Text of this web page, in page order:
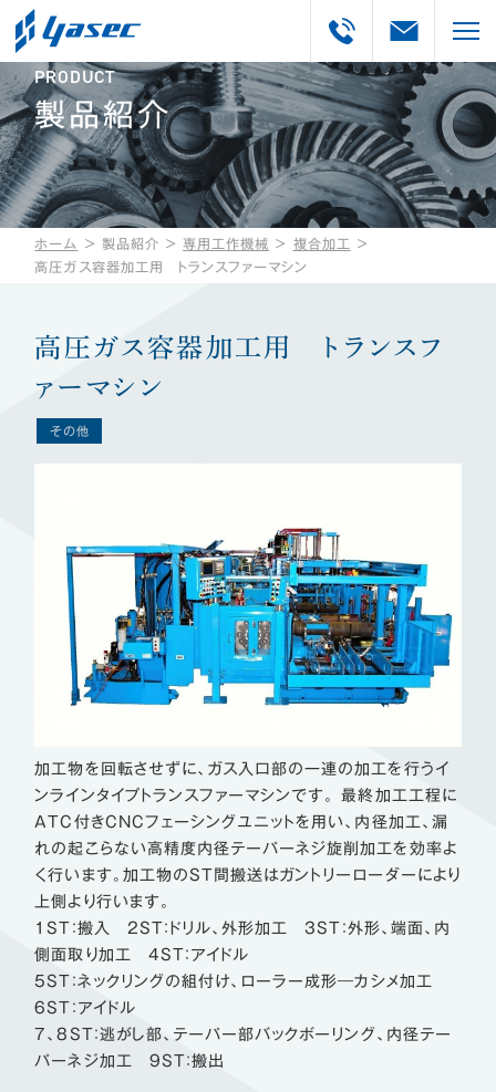
PRODUCT
製品紹介
ホーム ＞ 製品紹介 ＞専用工作機械 ＞ 複合加工
＞
高圧ガス容器加工用 トランスファーマシン
高圧ガス容器加工用 トランスフ
ァーマシン
その他
加工物を回転させずに、ガス入口部の一連の加工を行うイ
ンラインタイプトランスファーマシンです。 最終加工工程に
ATC付きCNCフェーシングユニットを用い、内径加工、漏
れの起こらない高精度内径テーパーネジ旋削加工を効率よ
く行います。加工物のST間搬送はガントリーローダーにより
上側より行います。
1ST：搬入 2ST：ドリル、外形加工 3ST：外形、端面、内
側面取り加工 4ST：アイドル
5ST：ネックリングの組付け、ローラー成形―カシメ加工
6ST：アイドル
7、8ST：逃がし部、テーパー部バックボーリング、内径テー
パーネジ加工 9ST：搬出